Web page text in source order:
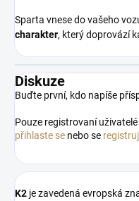
Sparta vnese do vašeho
charakter, který doprovází
Diskuze
Buďte první, kdo napíše
Pouze registrovaní
přihlaste se nebo se
K2 je zavedená evropská